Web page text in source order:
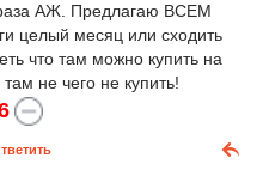
АЖ. Предлагаю ВСЕМ
целый месяц или сходить
что там можно купить на
не чего не купить!